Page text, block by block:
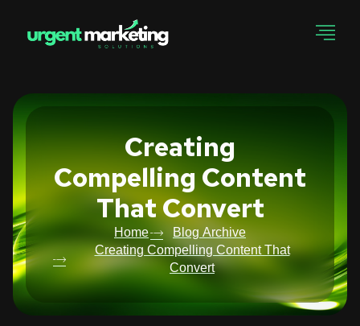
Creating
Compelling Content
That Convert
Home Blog Archive
Creating Compelling Content That
Convert